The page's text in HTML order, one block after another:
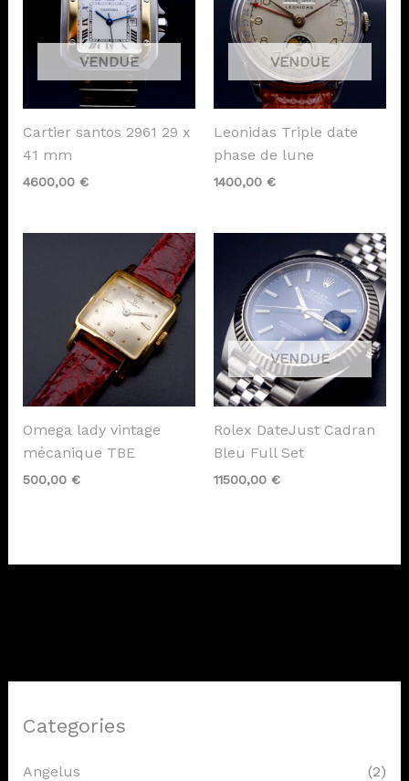
Categories
Angelus (2)
Cartier santos 2961 29 x
41 mm
4600,00 €
Leonidas Triple date
phase de lune
1400,00 €
Omega lady vintage
mécanique TBE
500,00 €
Rolex DateJust Cadran
Bleu Full Set
11500,00 €